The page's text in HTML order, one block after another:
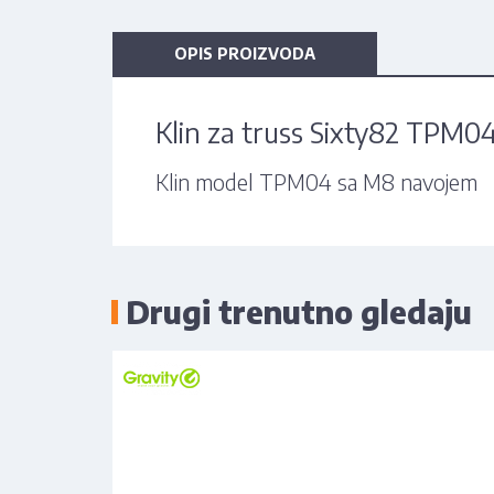
OPIS PROIZVODA
Klin za truss Sixty82
Klin model TPM04 sa M8 navojem
Drugi trenutno gledaju